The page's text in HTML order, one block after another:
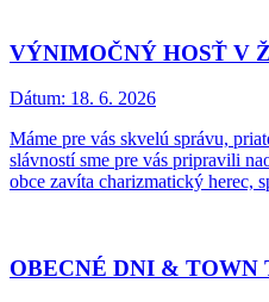
VÝNIMOČNÝ HOSŤ V
Dátum: 18. 6. 2026
Máme pre vás skvelú správu,
slávností sme pre vás pripravili
obce zavíta charizmatický herec,
OBECNÉ DNI & TOWN